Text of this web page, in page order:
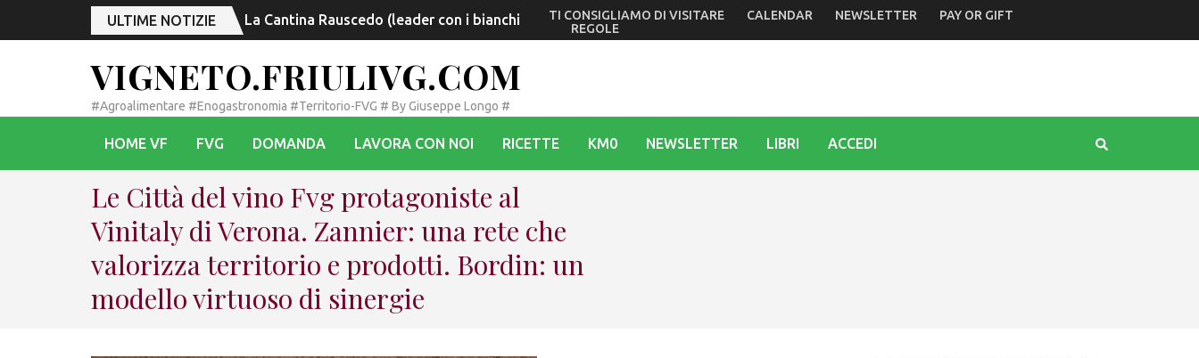
ULTIME NOTIZIE La Cantina Rauscedo (leader con i bianchi) compie 75 anni. Fedriga: vini ambasciatori in Italia e nel mondo. Zannier: caparbietà coronata da
TI CONSIGLIAMO DI VISITARE CALENDAR NEWSLETTER
PAY OR GIFT
REGOLE
VIGNETO.FRIULIVG.COM
#Agroalimentare #Enogastronomia #Territorio-FVG # By Giuseppe Longo #
HOME VF FVG DOMANDA LAVORA CON NOI RICETTE KM0 NEWSLETTER LIBRI ACCEDI
Le Città del vino Fvg protagoniste al
Vinitaly di Verona. Zannier: una rete che
valorizza territorio e prodotti. Bordin: un
modello virtuoso di sinergie